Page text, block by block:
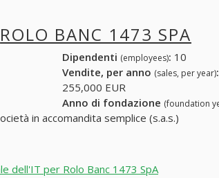
ROLO BANC 1473 SPA
Dipendenti (employees): 10
Vendite, per anno (sales, per year):
255,000 EUR
Anno di fondazione (foundation
in accomandita semplice (s.a.s.)
dell'IT per Rolo Banc 1473 SpA